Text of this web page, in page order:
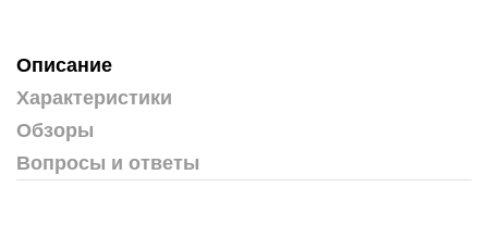
Описание
Характеристики
Обзоры
Вопросы и ответы